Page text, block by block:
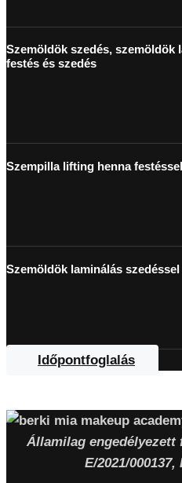
Szemöldök szedés, szemöldök
festés és szedés
Szempilla lifting henna festéssel
Szemöldök laminálás szedéssel
Időpontfoglalás
Államilag
E/2021/000137,